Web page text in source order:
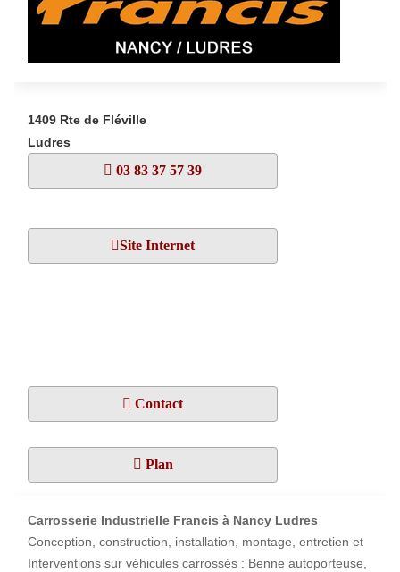
1409 Rte de Fléville
Ludres
03 83 37 57 39
Site Internet
Contact
Plan
Carrosserie Industrielle Francis à Nancy Ludres
Conception, construction, installation, montage, entretien et
Interventions sur véhicules carrossés : Benne autoporteuse,